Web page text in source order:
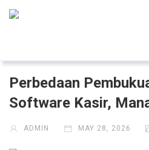
Perbedaan
Software Kasir,
ADMIN MAY 28, 2026